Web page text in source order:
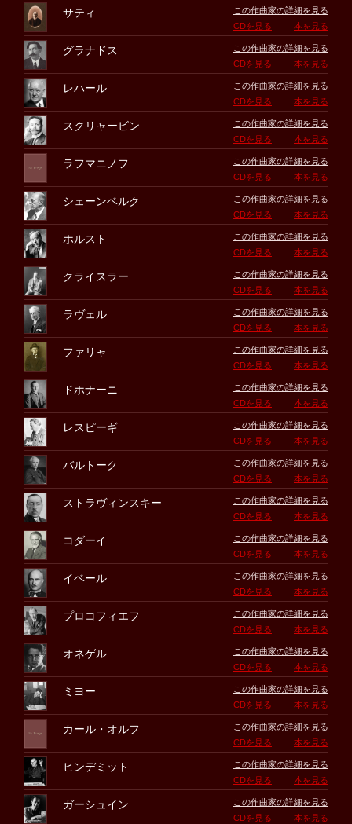
サティ
この作曲家の詳細を見る
CDを見る
本を見る
グラナドス
この作曲家の詳細を見る
CDを見る
本を見る
レハール
この作曲家の詳細を見る
CDを見る
本を見る
スクリャービン
この作曲家の詳細を見る
CDを見る
本を見る
ラフマニノフ
この作曲家の詳細を見る
CDを見る
本を見る
シェーンベルク
この作曲家の詳細を見る
CDを見る
本を見る
ホルスト
この作曲家の詳細を見る
CDを見る
本を見る
クライスラー
この作曲家の詳細を見る
CDを見る
本を見る
ラヴェル
この作曲家の詳細を見る
CDを見る
本を見る
ファリャ
この作曲家の詳細を見る
CDを見る
本を見る
ドホナーニ
この作曲家の詳細を見る
CDを見る
本を見る
レスピーギ
この作曲家の詳細を見る
CDを見る
本を見る
バルトーク
この作曲家の詳細を見る
CDを見る
本を見る
ストラヴィンスキー
この作曲家の詳細を見る
CDを見る
本を見る
コダーイ
この作曲家の詳細を見る
CDを見る
本を見る
イベール
この作曲家の詳細を見る
CDを見る
本を見る
プロコフィエフ
この作曲家の詳細を見る
CDを見る
本を見る
オネゲル
この作曲家の詳細を見る
CDを見る
本を見る
ミヨー
この作曲家の詳細を見る
CDを見る
本を見る
カール・オルフ
この作曲家の詳細を見る
CDを見る
本を見る
ヒンデミット
この作曲家の詳細を見る
CDを見る
本を見る
ガーシュイン
この作曲家の詳細を見る
CDを見る
本を見る